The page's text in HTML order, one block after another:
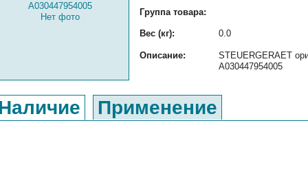
A030447954005
Нет фото
Группа товара:
Вес (кг): 0.0
Описание:
STEUERGERAET
A030447954005
Применение